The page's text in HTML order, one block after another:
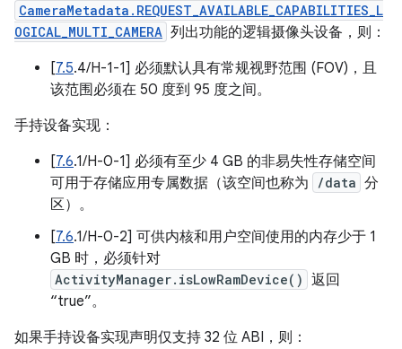
CameraMetadata.REQUEST_AVAILABLE_CAPABILITIES_L
OGICAL_MULTI_CAMERA 列出功能的逻辑摄像头设备，则：
[7.5.4/H-1-1] 必须默认具有常规视野范围 (FOV)，且
该范围必须在 50 度到 95 度之间。
手持设备实现：
[7.6.1/H-0-1] 必须有至少 4 GB 的非易失性存储空间
可用于存储应用专属数据（该空间也称为
/data 分
区）。
[7.6.1/H-0-2] 可供内核和用户空间使用的内存少于 1
GB 时，必须针对
ActivityManager.isLowRamDevice() 返回
“true”。
如果手持设备实现声明仅支持 32 位 ABI，则：